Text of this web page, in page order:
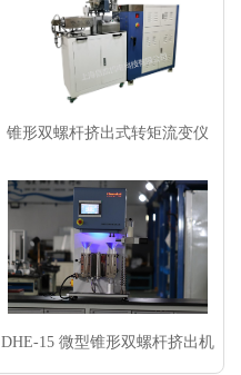
锥形双螺杆挤出式转矩流变仪
DHE-15 微型锥形双螺杆挤出机